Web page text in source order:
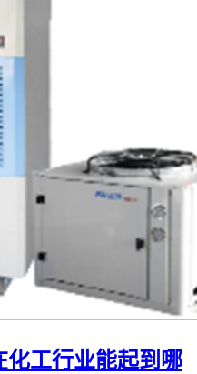
化工行业能起到哪